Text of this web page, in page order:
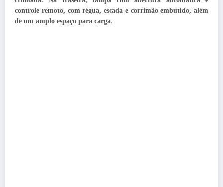
controle remoto, com régua, escada e corrimão embutido, além
de um amplo espaço para carga.